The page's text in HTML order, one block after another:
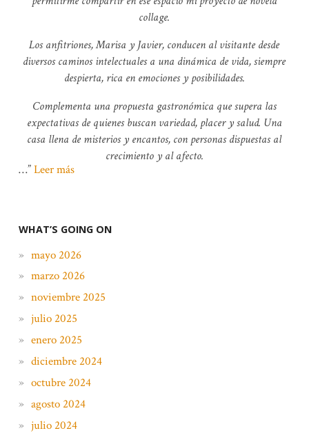
collage.
Los anfitriones, Marisa y Javier, conducen al visitante desde
diversos caminos intelectuales a una dinámica de vida, siempre
despierta, rica en emociones y posibilidades.
Complementa una propuesta gastronómica que supera las
expectativas de quienes buscan variedad, placer y salud. Una
casa llena de misterios y encantos, con personas dispuestas al
crecimiento y al afecto.
… Leer más
WHAT’S GOING ON
mayo 2026
marzo 2026
noviembre 2025
julio 2025
enero 2025
diciembre 2024
octubre 2024
agosto 2024
julio 2024